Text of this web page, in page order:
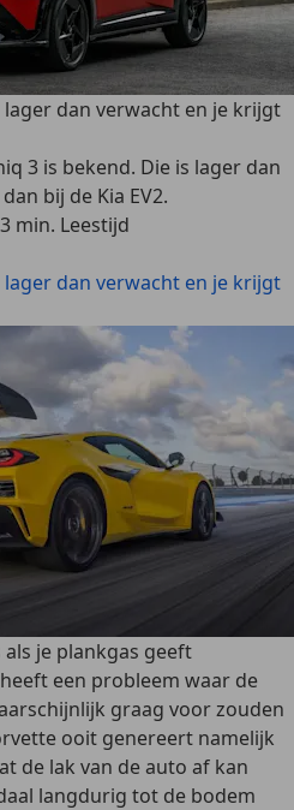
dan verwacht en je krijgt
3 is bekend. Die is lager dan
bij de Kia EV2.
3 min. Leestijd
dan verwacht en je krijgt
je plankgas geeft
een probleem waar de
graag voor zouden
ooit genereert namelijk
de lak van de auto af kan
langdurig tot de bodem